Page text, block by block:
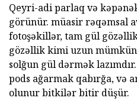
Qeyri-adi parlaq və
görünür. müasir rəqəmsal
fotoşəkillər, tam gül
gözəllik kimi uzun
solğun gül dərmək
pods ağarmak qabırğa, və
olunur bitkilər bitir düşür.